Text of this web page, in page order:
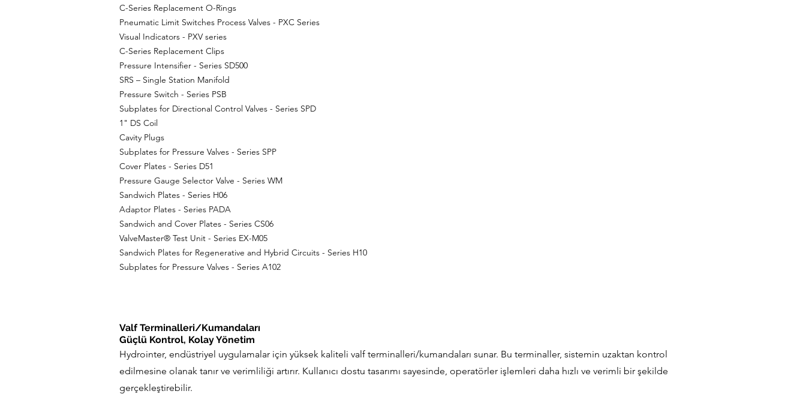
C-Series Replacement O-Rings
Pneumatic Limit Switches Process Valves - PXC Series
Visual Indicators - PXV series
C-Series Replacement Clips
Pressure Intensifier - Series SD500
SRS – Single Station Manifold
Pressure Switch - Series PSB
Subplates for Directional Control Valves - Series SPD
1" DS Coil
Cavity Plugs
Subplates for Pressure Valves - Series SPP
Cover Plates - Series D51
Pressure Gauge Selector Valve - Series WM
Sandwich Plates - Series H06
Adaptor Plates - Series PADA
Sandwich and Cover Plates - Series CS06
ValveMaster® Test Unit - Series EX-M05
Sandwich Plates for Regenerative and Hybrid Circuits - Series H10
Subplates for Pressure Valves - Series A102
Valf Terminalleri/Kumandaları
Güçlü Kontrol, Kolay Yönetim
Hydrointer, endüstriyel uygulamalar için yüksek kaliteli valf terminalleri/kumandaları sunar. Bu terminaller, sistemin uzaktan kontrol
edilmesine olanak tanır ve verimliliği artırır. Kullanıcı dostu tasarımı sayesinde, operatörler işlemleri daha hızlı ve verimli bir şekilde
gerçekleştirebilir.